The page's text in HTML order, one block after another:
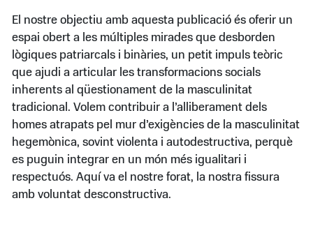
El nostre objectiu amb aquesta publicació és oferir un
espai obert a les múltiples mirades que desborden
lògiques patriarcals i binàries, un petit impuls teòric
que ajudi a articular les transformacions socials
inherents al qüestionament de la masculinitat
tradicional. Volem contribuir a l’alliberament dels
homes atrapats pel mur d’exigències de la masculinitat
hegemònica, sovint violenta i autodestructiva, perquè
es puguin integrar en un món més igualitari i
respectuós. Aquí va el nostre forat, la nostra fissura
amb voluntat desconstructiva.